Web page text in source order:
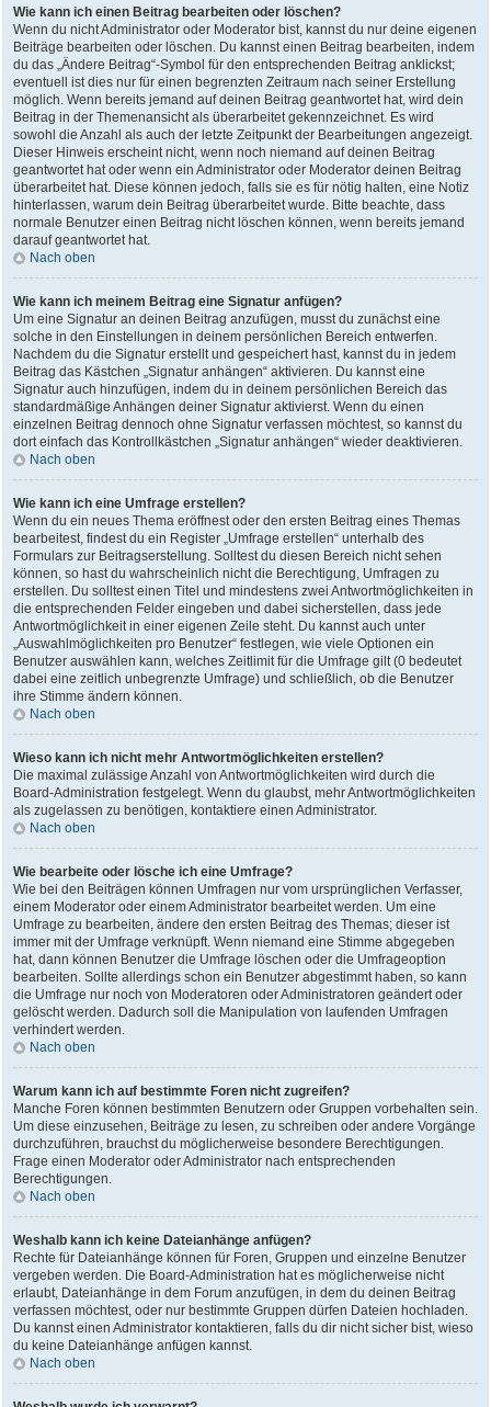
Wie kann ich einen Beitrag bearbeiten oder löschen?
Wenn du nicht Administrator oder Moderator bist, kannst du nur deine eigenen
Beiträge bearbeiten oder löschen. Du kannst einen Beitrag bearbeiten, indem
du das „Ändere Beitrag“-Symbol für den entsprechenden Beitrag anklickst;
eventuell ist dies nur für einen begrenzten Zeitraum nach seiner Erstellung
möglich. Wenn bereits jemand auf deinen Beitrag geantwortet hat, wird dein
Beitrag in der Themenansicht als überarbeitet gekennzeichnet. Es wird
sowohl die Anzahl als auch der letzte Zeitpunkt der Bearbeitungen angezeigt.
Dieser Hinweis erscheint nicht, wenn noch niemand auf deinen Beitrag
geantwortet hat oder wenn ein Administrator oder Moderator deinen Beitrag
überarbeitet hat. Diese können jedoch, falls sie es für nötig halten, eine Notiz
hinterlassen, warum dein Beitrag überarbeitet wurde. Bitte beachte, dass
normale Benutzer einen Beitrag nicht löschen können, wenn bereits jemand
darauf geantwortet hat.
Nach oben
Wie kann ich meinem Beitrag eine Signatur anfügen?
Um eine Signatur an deinen Beitrag anzufügen, musst du zunächst eine
solche in den Einstellungen in deinem persönlichen Bereich entwerfen.
Nachdem du die Signatur erstellt und gespeichert hast, kannst du in jedem
Beitrag das Kästchen „Signatur anhängen“ aktivieren. Du kannst eine
Signatur auch hinzufügen, indem du in deinem persönlichen Bereich das
standardmäßige Anhängen deiner Signatur aktivierst. Wenn du einen
einzelnen Beitrag dennoch ohne Signatur verfassen möchtest, so kannst du
dort einfach das Kontrollkästchen „Signatur anhängen“ wieder deaktivieren.
Nach oben
Wie kann ich eine Umfrage erstellen?
Wenn du ein neues Thema eröffnest oder den ersten Beitrag eines Themas
bearbeitest, findest du ein Register „Umfrage erstellen“ unterhalb des
Formulars zur Beitragserstellung. Solltest du diesen Bereich nicht sehen
können, so hast du wahrscheinlich nicht die Berechtigung, Umfragen zu
erstellen. Du solltest einen Titel und mindestens zwei Antwortmöglichkeiten in
die entsprechenden Felder eingeben und dabei sicherstellen, dass jede
Antwortmöglichkeit in einer eigenen Zeile steht. Du kannst auch unter
„Auswahlmöglichkeiten pro Benutzer“ festlegen, wie viele Optionen ein
Benutzer auswählen kann, welches Zeitlimit für die Umfrage gilt (0 bedeutet
dabei eine zeitlich unbegrenzte Umfrage) und schließlich, ob die Benutzer
ihre Stimme ändern können.
Nach oben
Wieso kann ich nicht mehr Antwortmöglichkeiten erstellen?
Die maximal zulässige Anzahl von Antwortmöglichkeiten wird durch die
Board-Administration festgelegt. Wenn du glaubst, mehr Antwortmöglichkeiten
als zugelassen zu benötigen, kontaktiere einen Administrator.
Nach oben
Wie bearbeite oder lösche ich eine Umfrage?
Wie bei den Beiträgen können Umfragen nur vom ursprünglichen Verfasser,
einem Moderator oder einem Administrator bearbeitet werden. Um eine
Umfrage zu bearbeiten, ändere den ersten Beitrag des Themas; dieser ist
immer mit der Umfrage verknüpft. Wenn niemand eine Stimme abgegeben
hat, dann können Benutzer die Umfrage löschen oder die Umfrageoption
bearbeiten. Sollte allerdings schon ein Benutzer abgestimmt haben, so kann
die Umfrage nur noch von Moderatoren oder Administratoren geändert oder
gelöscht werden. Dadurch soll die Manipulation von laufenden Umfragen
verhindert werden.
Nach oben
Warum kann ich auf bestimmte Foren nicht zugreifen?
Manche Foren können bestimmten Benutzern oder Gruppen vorbehalten sein.
Um diese einzusehen, Beiträge zu lesen, zu schreiben oder andere Vorgänge
durchzuführen, brauchst du möglicherweise besondere Berechtigungen.
Frage einen Moderator oder Administrator nach entsprechenden
Berechtigungen.
Nach oben
Weshalb kann ich keine Dateianhänge anfügen?
Rechte für Dateianhänge können für Foren, Gruppen und einzelne Benutzer
vergeben werden. Die Board-Administration hat es möglicherweise nicht
erlaubt, Dateianhänge in dem Forum anzufügen, in dem du deinen Beitrag
verfassen möchtest, oder nur bestimmte Gruppen dürfen Dateien hochladen.
Du kannst einen Administrator kontaktieren, falls du dir nicht sicher bist, wieso
du keine Dateianhänge anfügen kannst.
Nach oben